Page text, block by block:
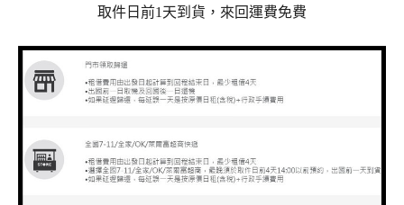
取件日前1 天到貨，來回運費免費